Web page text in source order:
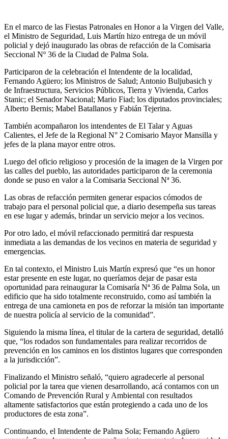
En el marco de las Fiestas Patronales en Honor a la Virgen del Valle,
el Ministro de Seguridad, Luis Martín hizo entrega de un móvil
policial y dejó inaugurado las obras de refacción de la Comisaria
Seccional Nº 36 de la Ciudad de Palma Sola.
Participaron de la celebración el Intendente de la localidad,
Fernando Agüero; los Ministros de Salud; Antonio Buljubasich y
de Infraestructura, Servicios Públicos, Tierra y Vivienda, Carlos
Stanic; el Senador Nacional; Mario Fiad; los diputados provinciales;
Alberto Bernis; Mabel Batallanos y Fabián Tejerina.
También acompañaron los intendentes de El Talar y Aguas
Calientes, el Jefe de la Regional N° 2 Comisario Mayor Mansilla y
jefes de la plana mayor entre otros.
Luego del oficio religioso y procesión de la imagen de la Virgen por
las calles del pueblo, las autoridades participaron de la ceremonia
donde se puso en valor a la Comisaria Seccional Nª 36.
Las obras de refacción permiten generar espacios cómodos de
trabajo para el personal policial que, a diario desempeña sus tareas
en ese lugar y además, brindar un servicio mejor a los vecinos.
Por otro lado, el móvil refaccionado permitirá dar respuesta
inmediata a las demandas de los vecinos en materia de seguridad y
emergencias.
En tal contexto, el Ministro Luis Martín expresó que “es un honor
estar presente en este lugar, no queríamos dejar de pasar esta
oportunidad para reinaugurar la Comisaría Nª 36 de Palma Sola, un
edificio que ha sido totalmente reconstruido, como así también la
entrega de una camioneta en pos de reforzar la misión tan importante
de nuestra policía al servicio de la comunidad”.
Siguiendo la misma línea, el titular de la cartera de seguridad, detalló
que, “los rodados son fundamentales para realizar recorridos de
prevención en los caminos en los distintos lugares que corresponden
a la jurisdicción”.
Finalizando el Ministro señaló, “quiero agradecerle al personal
policial por la tarea que vienen desarrollando, acá contamos con un
Comando de Prevención Rural y Ambiental con resultados
altamente satisfactorios que están protegiendo a cada uno de los
productores de esta zona”.
Continuando, el Intendente de Palma Sola; Fernando Agüero